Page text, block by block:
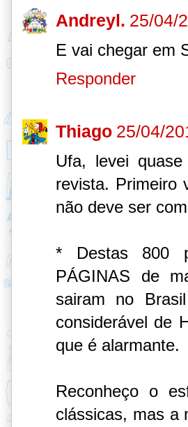
Andreyl. 25/04/
E vai chegar em
Responder
Thiago 25/04/
Ufa, levei
revista. Primeiro
não deve ser
* Destas 800
PÁGINAS de
sairam no
considerável de
que é alarmante.
Reconheço o
clássicas, mas a